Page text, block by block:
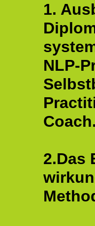
1.
NLP-
Coach.
2.Das